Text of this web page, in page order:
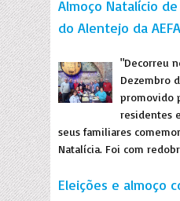
Almoço Natalício
do Alentejo da
"Decorreu
Dezembro
promovido
residentes
seus familiares
Natalícia. Foi com
Eleições e almoço